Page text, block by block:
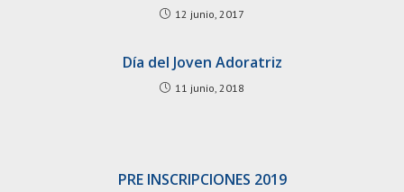
12 junio, 2017
Día del Joven Adoratriz
11 junio, 2018
PRE INSCRIPCIONES 2019